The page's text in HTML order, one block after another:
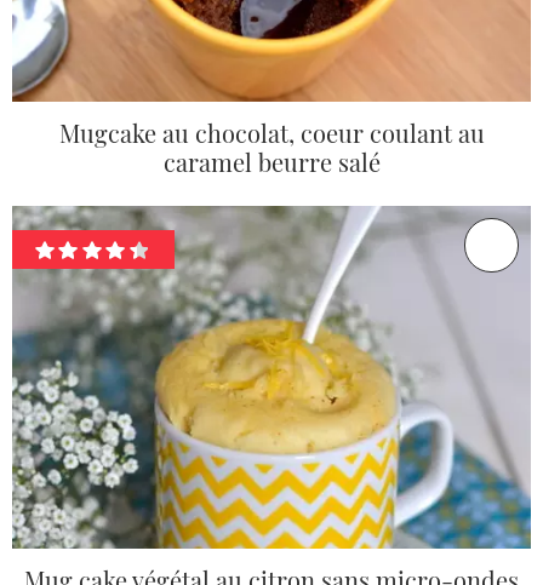
Mugcake au chocolat, coeur coulant au
caramel beurre salé